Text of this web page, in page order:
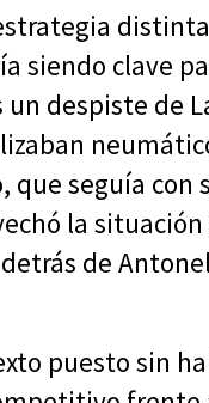
siendo clave
despiste de
que seguía con
la
de
puesto sin